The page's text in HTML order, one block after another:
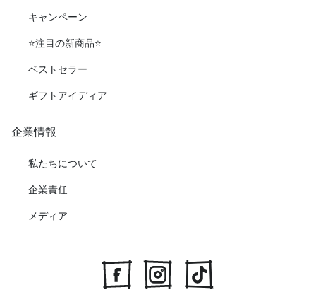
キャンペーン
⭐️注目の新商品⭐️
ベストセラー
ギフトアイディア
企業情報
私たちについて
企業責任
メディア